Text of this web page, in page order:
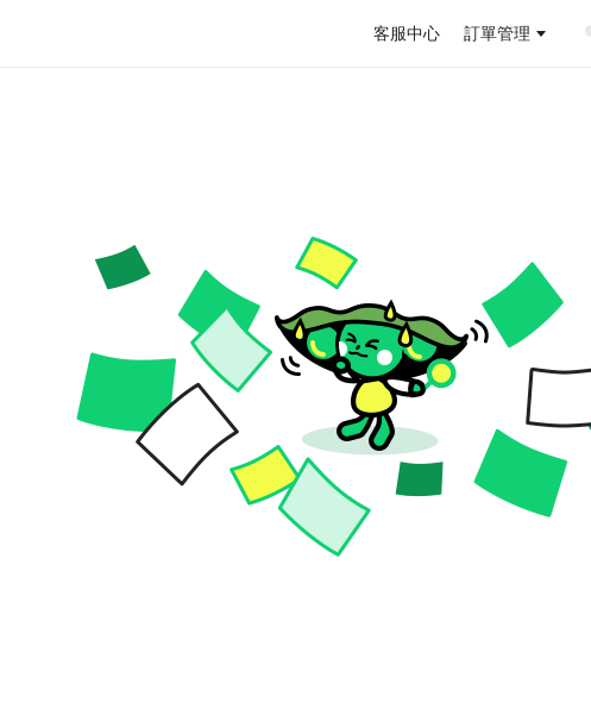
客服中心 訂單管理